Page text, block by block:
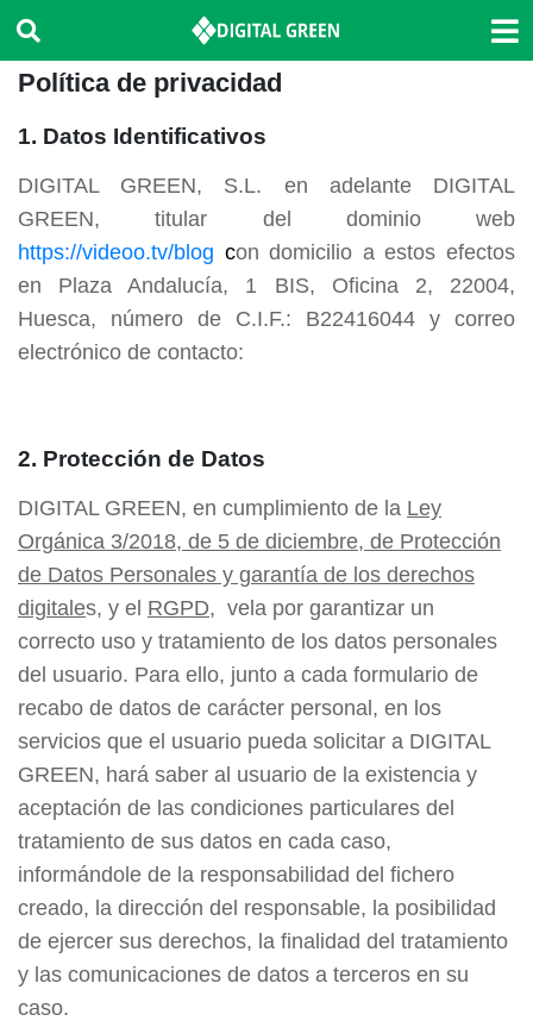
Política de privacidad
1. Datos Identificativos
DIGITAL GREEN, S.L. en adelante DIGITAL
GREEN, titular del dominio web
https://videoo.tv/blog con domicilio a estos efectos
en Plaza Andalucía, 1 BIS, Oficina 2, 22004,
Huesca, número de C.I.F.: B22416044 y correo
electrónico de contacto:
2. Protección de Datos
DIGITAL GREEN, en cumplimiento de la Ley
Orgánica 3/2018, de 5 de diciembre, de Protección
de Datos Personales y garantía de los derechos
digitales, y el RGPD, vela por garantizar un
correcto uso y tratamiento de los datos personales
del usuario. Para ello, junto a cada formulario de
recabo de datos de carácter personal, en los
servicios que el usuario pueda solicitar a DIGITAL
GREEN, hará saber al usuario de la existencia y
aceptación de las condiciones particulares del
tratamiento de sus datos en cada caso,
informándole de la responsabilidad del fichero
creado, la dirección del responsable, la posibilidad
de ejercer sus derechos, la finalidad del tratamiento
y las comunicaciones de datos a terceros en su
caso.